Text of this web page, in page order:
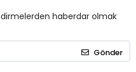
haberdar olmak
Gönder